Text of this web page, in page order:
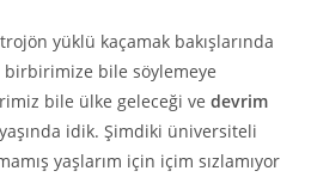
yüklü kaçamak bakışlarında
bile söylemeye
bile ülke geleceği vedevrim
idik. Şimdiki üniversiteli
yaşlarım için içim sızlamıyor